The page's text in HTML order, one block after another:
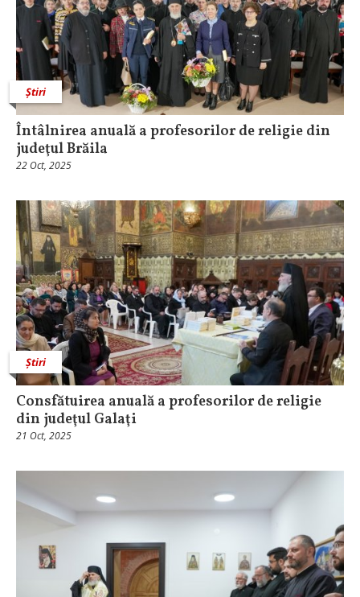
Știri
Întâlnirea anuală a profesorilor de religie din
judeţul Brăila
22 Oct, 2025
Știri
Consfătuirea anuală a profesorilor de religie
din judeţul Galaţi
21 Oct, 2025